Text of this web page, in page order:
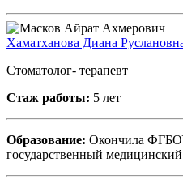
Хаматханова Диана
Стоматолог- терапевт
Стаж работы: 5 лет
Образование: Окончила
государственный